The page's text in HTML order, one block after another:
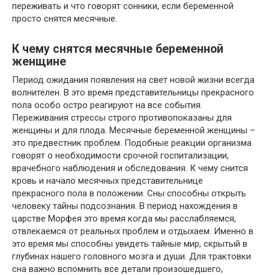
переживать и что говорят сонники, если беременной
просто снятся месячные.
К чему снятся месячные беременной
женщине
Период ожидания появления на свет новой жизни всегда
волнителен. В это время представительницы прекрасного
пола особо остро реагируют на все события.
Переживания стрессы строго противопоказаны для
женщины и для плода. Месячные беременной женщины –
это предвестник проблем. Подобные реакции организма
говорят о необходимости срочной госпитализации,
врачебного наблюдения и обследования. К чему снится
кровь и начало месячных представительнице
прекрасного пола в положении. Сны способны открыть
человеку тайны подсознания. В период нахождения в
царстве Морфея это время когда мы расслабляемся,
отвлекаемся от реальных проблем и отдыхаем. Именно в
это время мы способны увидеть тайные мир, скрытый в
глубинах нашего головного мозга и души. Для трактовки
сна важно вспомнить все детали произошедшего,